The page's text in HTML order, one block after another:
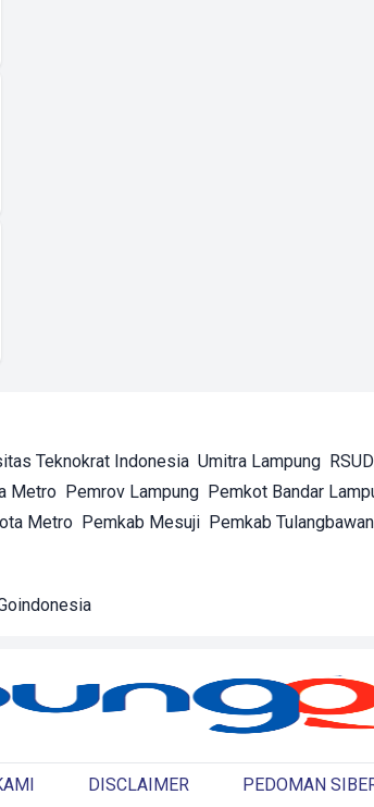
Teknokrat Indonesia Umitra Lampung
Metro Pemrov Lampung Pemkot Bandar
Metro Pemkab Mesuji Pemkab
DISCLAIMER PEDOMAN